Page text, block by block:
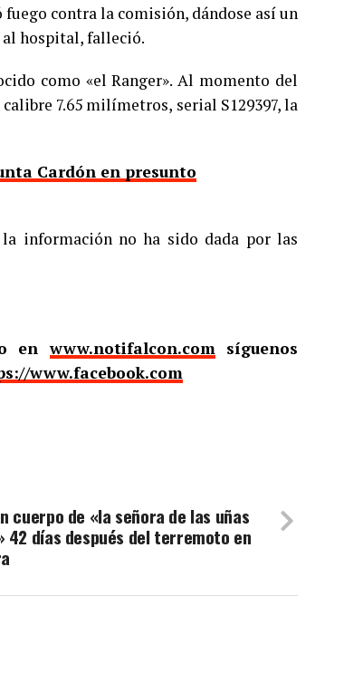
contra la comisión, dándose así un
al hospital, falleció.
como «el Ranger». Al momento del
7.65 milímetros, serial S129397, la
Cardón en presunto
información no ha sido dada por las
enwww.notifalcon.comsíguenos
www.facebook.com
cuerpo de «la señora de las uñas
42 días después del terremoto en